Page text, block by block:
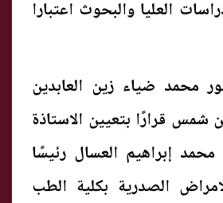
العليا والبحوث اعتبارا
محمد ضياء زين العابدين
قرارًا بتعيين الاستاذة
محمد إبراهيم العسال رئيسًا
الصدرية بكلية الطب